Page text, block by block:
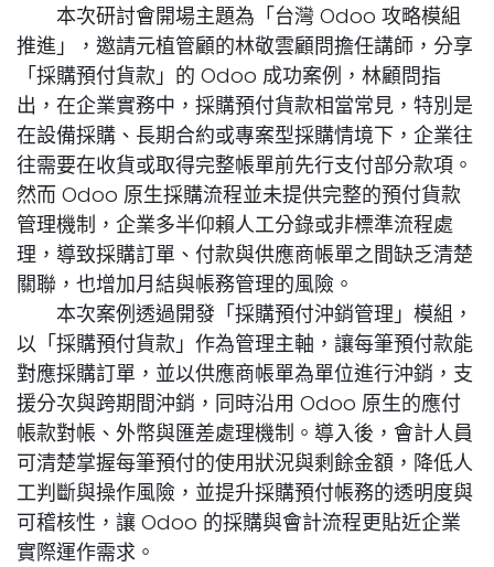
本次研討會開場主題為「台灣 Odoo 攻略模組
推進」，邀請元植管顧的林敬雲顧問擔任講師，分享
「採購預付貨款」的 Odoo 成功案例，林顧問指
出，在企業實務中，採購預付貨款相當常見，特別是
在設備採購、長期合約或專案型採購情境下，企業往
往需要在收貨或取得完整帳單前先行支付部分款項。
然而 Odoo 原生採購流程並未提供完整的預付貨款
管理機制，企業多半仰賴人工分錄或非標準流程處
理，導致採購訂單、付款與供應商帳單之間缺乏清楚
關聯，也增加月結與帳務管理的風險。
本次案例透過開發「採購預付沖銷管理」模組，
以「採購預付貨款」作為管理主軸，讓每筆預付款能
對應採購訂單，並以供應商帳單為單位進行沖銷，支
援分次與跨期間沖銷，同時沿用 Odoo 原生的應付
帳款對帳、外幣與匯差處理機制。導入後，會計人員
可清楚掌握每筆預付的使用狀況與剩餘金額，降低人
工判斷與操作風險，並提升採購預付帳務的透明度與
可稽核性，讓 Odoo 的採購與會計流程更貼近企業
實際運作需求。